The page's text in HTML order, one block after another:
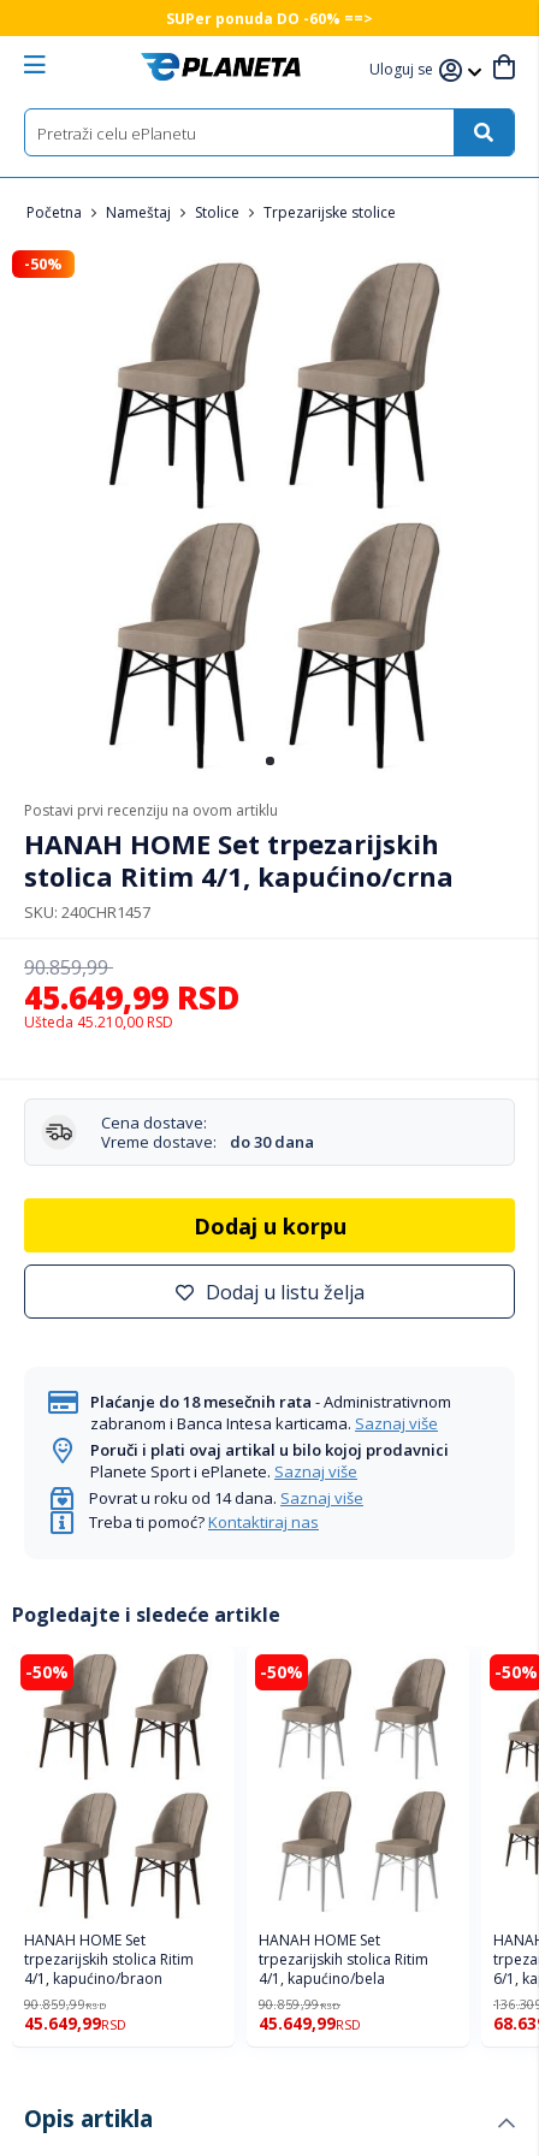
SUPer ponuda DO -60% ==>
Uloguj se
Početna Nameštaj Stolice Trpezarijske stolice
Postavi prvi recenziju na ovom artiklu
HANAH HOME Set trpezarijskih
stolica Ritim 4/1, kapućino/crna
SKU 240CHR1457
45.649,99 RSD
90.859,99
Ušteda 45.210,00 RSD
Cena dostave:
Vreme dostave:
do 30 dana
Dodaj u korpu
Dodaj u listu želja
Plaćanje do 18 mesečnih rata - Administrativnom
zabranom i Banca Intesa karticama. Saznaj više
Poruči i plati ovaj artikal u bilo kojoj prodavnici
Planete Sport i ePlanete. Saznaj više
Povrat u roku od 14 dana. Saznaj više
Treba ti pomoć?Kontaktiraj nas
-50%
Pogledajte i sledeće artikle
-50%
HANAH HOME Set
trpezarijskih stolica Ritim
4/1, kapućino/braon
90.859,99RSD
45.649,99RSD
-50%
HANAH HOME Set
trpezarijskih stolica Ritim
4/1, kapućino/bela
90.859,99RSD
45.649,99RSD
-50%
6/1,
Opis artikla